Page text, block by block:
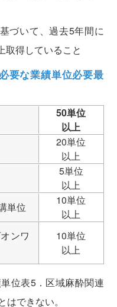
づいて、過去5年間に
取得していること
要な業績単位必要最
50単位
以上
20単位
以上
5単位
以上
単位
10単位
以上
ンワ
10単位
以上
位表5．区域麻酔関連
できない。